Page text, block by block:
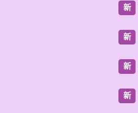
新
新
新
新